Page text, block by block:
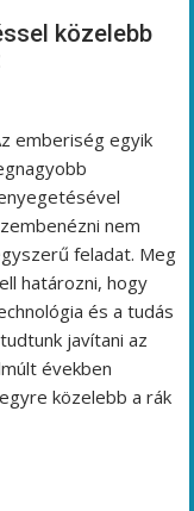
közelebb
emberiség egyik
nem
feladat. Meg
határozni, hogy
és a tudás
javítani az
években
közelebb a rák